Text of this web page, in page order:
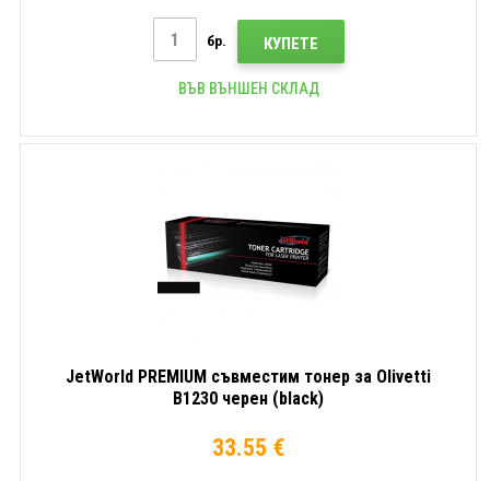
бр. КУПЕТЕ
ВЪВ ВЪНШЕН СКЛАД
JetWorld PREMIUM съвместим тонер за Olivetti
B1230 черен (black)
33.55 €